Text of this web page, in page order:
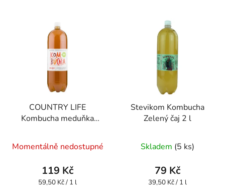
COUNTRY LIFE
Kombucha meduňka
Momentálně nedostupné
119 Kč
Měrná
59,50 Kč / 1 l
Stevikom Kombucha
Zelený čaj 2 l
hodnocení
produktu
je
Skladem (5 ks)
79 Kč
Měrná
39,50 Kč / 1 l